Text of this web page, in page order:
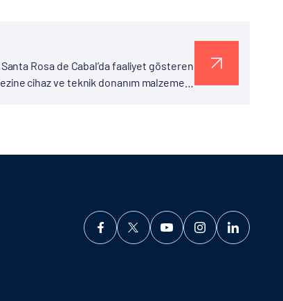
Rosa de Cabal’da faaliyet gösteren
cihaz ve teknik donanım malzemesi